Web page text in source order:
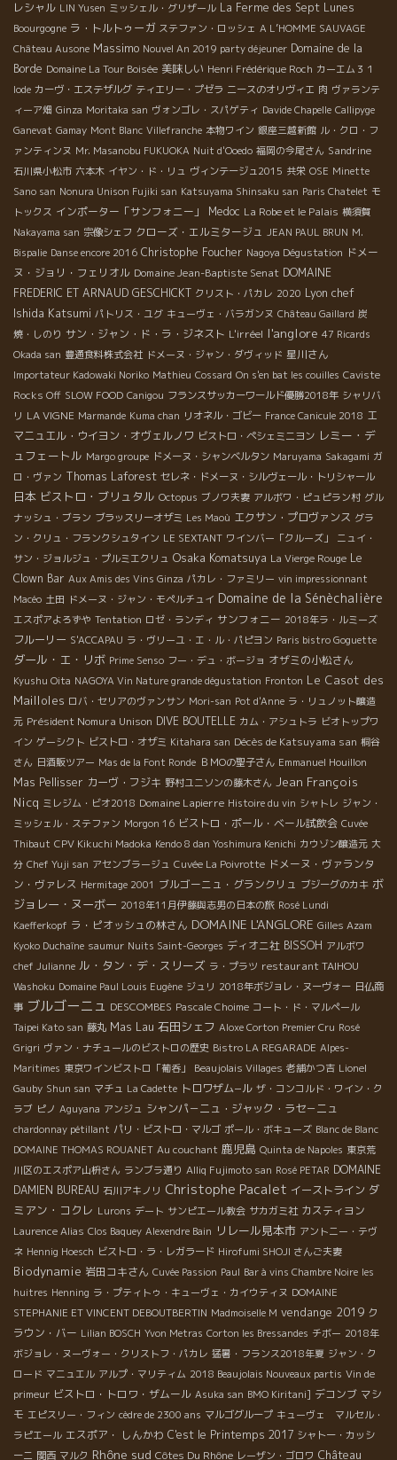
レシャル LIN Yusen ミッシェル・グリザール La Ferme des Sept Lunes
Boourgogne ラ・トルトゥーガ ステファン・ロッシェ A L’HOMME SAUVAGE
Château Ausone Massimo Nouvel An 2019 party déjeuner Domaine de la
Borde Domaine La Tour Boisée 美味しい Henri Frédérique Roch カーエム３１
Iode カーヴ・エステザルグ ティエリー・プゼラ ニースのオリヴィエ 肉 ヴァランテ
ィーア畑 Ginza Moritaka san ヴォンゴレ・スパゲティ Davide Chapelle Callipyge
Ganevat Gamay Mont Blanc Villefranche 本物ワイン 銀座三越新館 ル・クロ・フ
ァンティンヌ Mr. Masanobu FUKUOKA Nuit d'Ooedo 福岡の今尾さん Sandrine
石川県小松市 六本木 イヤン・ド・リュ ヴィンテージュ2015 共栄 OSE Minette
Sano san Nonura Unison Fujiki san Katsuyama Shinsaku san Paris Chatelet モ
トックス インポーター「サンフォニー」 Medoc La Robe et le Palais 横須賀
Nakayama san 宗像シェフ クローズ・エルミタージュ JEAN PAUL BRUN M.
Bispalie Danse encore 2016 Christophe Foucher Nagoya Dégustation ドメー
ヌ・ジョリ・フェリオル Domaine Jean-Baptiste Senat DOMAINE
FREDERIC ET ARNAUD GESCHICKT クリスト・パカレ 2020 Lyon chef
Ishida Katsumi パトリス・ユグ キューヴェ・バラガンヌ Château Gaillard 炭
焼・しのり サン・ジャン・ド・ラ・ジネスト L'irréel l'anglore 47 Ricards
Okada san 豊通食料株式会社 ドメーヌ・ジャン・ダヴィッド 星川さん
Importateur Kadowaki Noriko Mathieu Cossard On s'en bat les couilles Caviste
Rocks Off SLOW FOOD Canigou フランスサッカーワールド優勝2018年 シャリバ
リ LA VIGNE Marmande Kuma chan リオネル・ゴビー France Canicule 2018 エ
マニュエル・ウイヨン・オヴェルノワ ビストロ・ペシェミニヨン レミー・デ
ュフェートル Margo groupe ドメーヌ・シャンベルタン Maruyama Sakagami ガ
ロ・ヴァン Thomas Laforest セレネ・ドメーヌ・シルヴェール・トリシャール
日本 ビストロ・ブリュタル Octopus ブノワ夫妻 アルボワ・ピュピラン村 グル
ナッシュ・ブラン ブラッスリーオザミ Les Maoù エクサン・プロヴァンス グラ
ン・クリュ・フランクシュタイン LE SEXTANT ワインバー「クルーズ」
ニュイ・
サン・ジョルジュ・プルミエクリュ Osaka Komatsuya La Vierge Rouge Le
Clown Bar Aux Amis des Vins Ginza パカレ・ファミリー vin impressionnant
Macéo 土田 ドメーヌ・ジャン・モペルチュイ Domaine de la Sénèchalière
エスポアよろずや Tentation ロゼ・ランディ サンフォニー 2018年ラ・ルミーズ
フルーリー S'ACCAPAU ラ・ヴリーユ・エ・ル・パピヨン Paris bistro Goguette
ダール・エ・リボ Prime Senso フー・デュ・ボージョ オザミの小松さん
Kyushu Oita NAGOYA Vin Nature grande dégustation Fronton Le Casot des
Mailloles ロバ・セリアのヴァンサン Mori-san Pot d'Anne ラ・リュノット醸造
元 Président Nomura Unison DIVE BOUTELLE カム・アシュトラ ビオトップワ
イン ゲーシクト ビストロ・オザミ Kitahara san Décès de Katsuyama san 桐谷
さん 日酒販ツアー Mas de la Font Ronde ＢＭОの聖子さん Emmanuel Houillon
Mas Pellisser カーヴ・フジキ 野村ユニソンの藤木さん Jean François
Nicq ミレジム・ビオ2018 Domaine Lapierre Histoire du vin シャトレ ジャン・
ミッシェル・ステファン Morgon 16 ビストロ・ポール・ベール試飲会 Cuvée
Thibaut CPV Kikuchi Madoka Kendo 8 dan Yoshimura Kenichi カウゾン醸造元 大
分 Chef Yuji san アセンブラージュ Cuvée La Poivrotte ドメーヌ・ヴァランタ
ン・ヴァレス Hermitage 2001 ブルゴーニュ・グランクリュ ブジーグのカキ ボ
ジョレー・ヌーボー 2018年11月伊藤與志男の日本の旅 Rosé Lundi
Kaefferkopf ラ・ピオッシュの林さん DOMAINE L'ANGLORE Gilles Azam
Kyoko Duchaîne saumur Nuits Saint-Georges ディオニ社 BISSOH アルボワ
chef Julianne ル・タン・デ・スリーズ ラ・プラツ restaurant TAIHOU
Washoku Domaine Paul Louis Eugène ジュリ 2018年ボジョレ・ヌーヴォー 日仏商
事 ブルゴーニュ DESCOMBES Pascale Choime コート・ド・マルペール
Taipei Kato san 藤丸 Mas Lau 石田シェフ Aloxe Corton Premier Cru Rosé
Grigri ヴァン・ナチュールのビストロの歴史 Bistro LA REGARADE Alpes-
Maritimes 東京ワインビストロ「葡呑」 Beaujolais Villages 老舗かつ吉 Lionel
Gauby Shun san マチュ La Cadette トロワザム−ル ザ・コンコルド・ワイン・ク
ラブ ピノ Aguyana アンジュ シャンパ－ニュ・ジャック・ラセ－ニュ
chardonnay pétillant パリ・ビストロ・マルゴ ポール・ボキューズ Blanc de Blanc
DOMAINE THOMAS ROUANET Au couchant 鹿児島 Quinta de Napoles 東京荒
川区のエスポア山枡さん ランブラ通り Alliq Fujimoto san Rosé PETAR DOMAINE
DAMIEN BUREAU 石川アキノリ Christophe Pacalet イーストライン ダ
ミアン・コクレ Lurons デート サンピエール教会 サカガミ社 カスティヨン
Laurence Alias Clos Baquey Alexendre Bain リレール見本市 アントニー・テヴ
ネ Hennig Hoesch ビストロ・ラ・レガラード Hirofumi SHOJI さんご夫妻
Biodynamie 岩田コキさん Cuvée Passion Paul Bar à vins Chambre Noire les
huitres Henning ラ・プティトゥ・キューヴェ・カイウティヌ DOMAINE
STEPHANIE ET VINCENT DEBOUTBERTIN Madmoiselle M vendange 2019 ク
ラウン・バー Lilian BOSCH Yvon Metras Corton les Bressandes チボー 2018年
ボジョレ・ヌーヴォー・クリストフ・パカレ 猛暑・フランス2018年夏 ジャン・ク
ロード マニュエル アルプ・マリティム 2018 Beaujolais Nouveaux partis Vin de
primeur ビストロ・トロワ・ザムール Asuka san BMO Kiritani] デコンブ マシ
モ エピスリー・フィン cèdre de 2300 ans マルゴグループ キューヴェ マルセル・
ラピエール エスポア・ しんかわ C'est le Printemps 2017 シャトー・カッシ
ーニ 関西 マルク Rhône sud Côtes Du Rhône レーザン・ゴロワ Château